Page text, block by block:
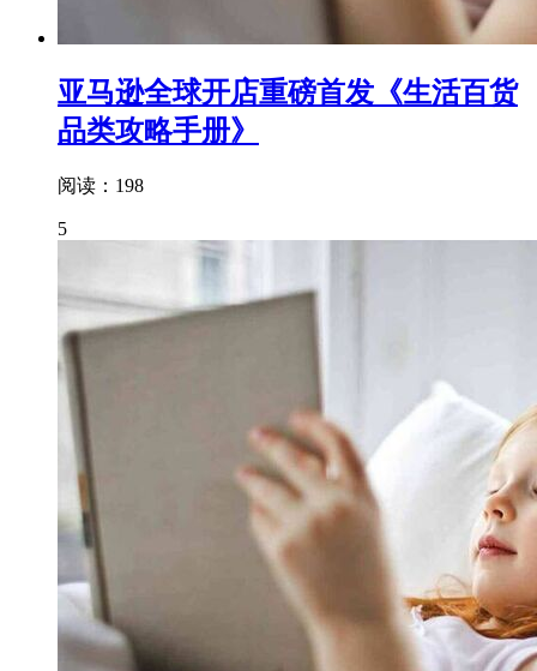
亚马逊全球开店重磅首发《生活百货
品类攻略手册》
阅读：198
5